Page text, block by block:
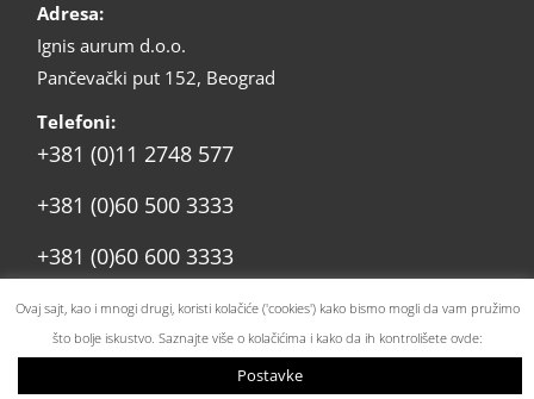
Adresa:
Ignis aurum d.o.o.
Pančevački put 152, Beograd
Telefoni:
+381 (0)11 2748 577
+381 (0)60 500 3333
+381 (0)60 600 3333
Email: prodaja@ignis.rs
Ovaj sajt, kao i mnogi drugi, koristi kolačiće ('cookies') kako bismo mogli da vam pružimo
što bolje iskustvo. Saznajte više o kolačićima i kako da ih kontrolišete ovde:
Postavke